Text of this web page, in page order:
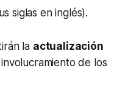
siglas en inglés).
la actualización
de los